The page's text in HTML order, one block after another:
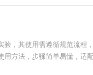
验，其使用需遵循规范流程
用方法，步骤简单易懂，适